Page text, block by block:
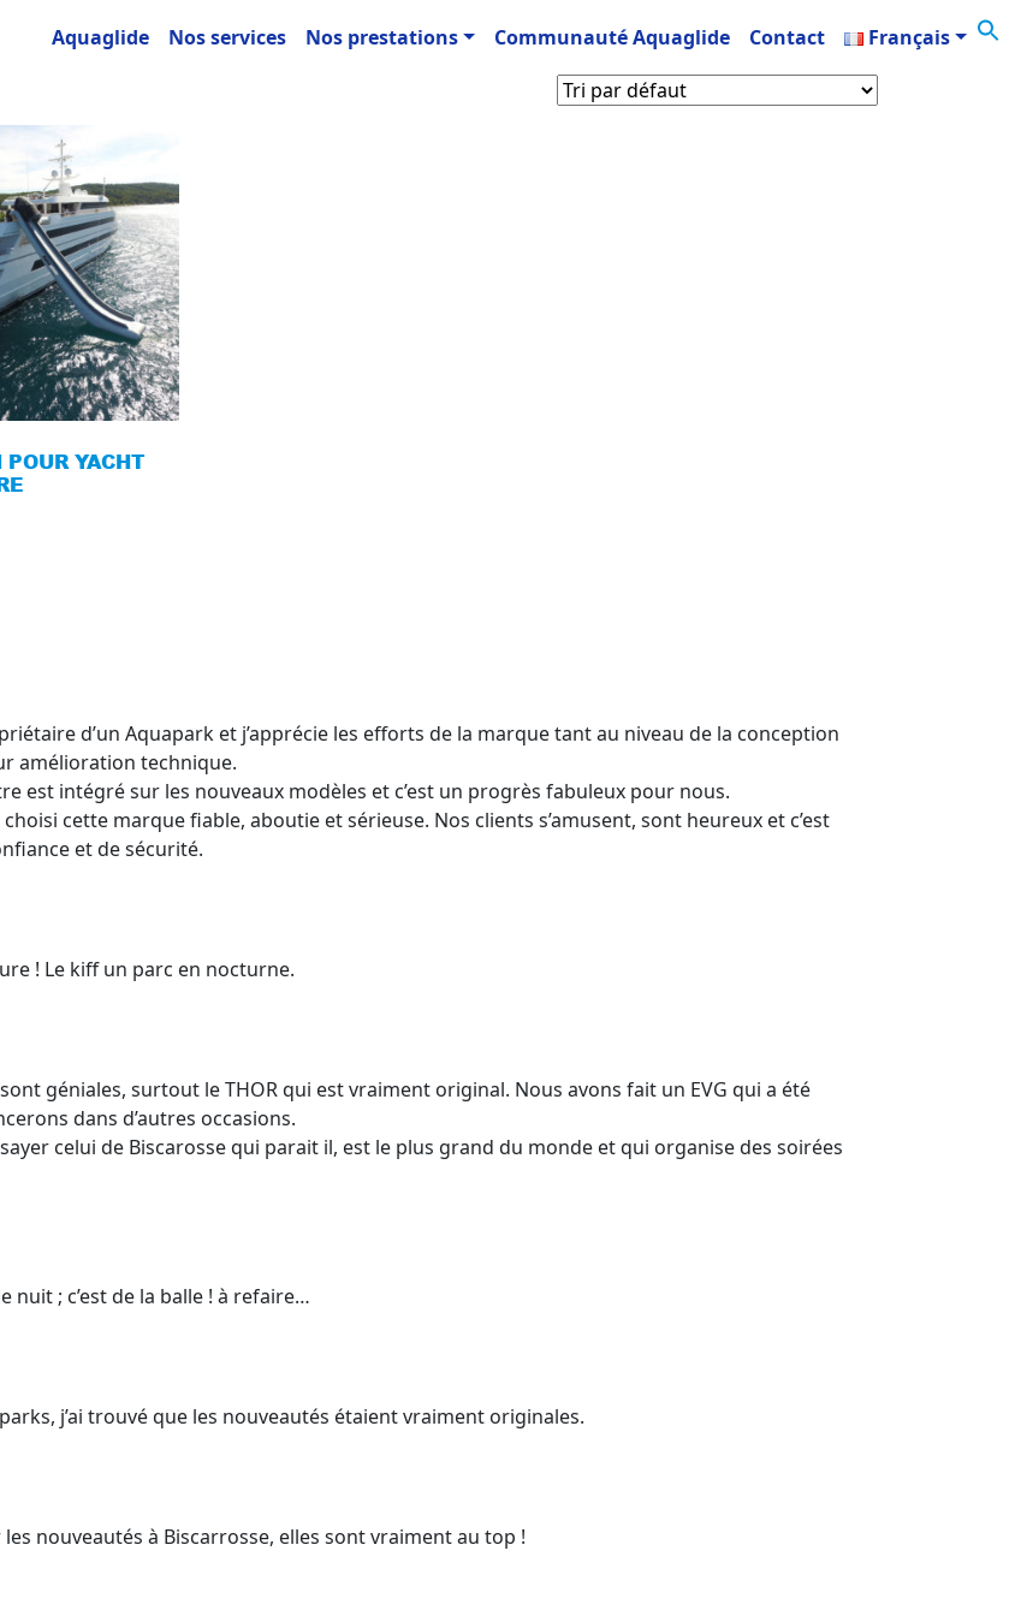
Aquaglide Nos services Nos prestations Communauté Aquaglide Contact
Français
POUR YACHT
d’un Aquapark et j’apprécie les efforts de la marque tant au niveau de la conception
amélioration technique.
est intégré sur les nouveaux modèles et c’est un progrès fabuleux pour nous.
choisi cette marque fiable, aboutie et sérieuse. Nos clients s’amusent, sont heureux et c’est
et de sécurité.
! Le kiff un parc en nocturne.
géniales, surtout le THOR qui est vraiment original. Nous avons fait un EVG qui a été
dans d’autres occasions.
celui de Biscarosse qui parait il, est le plus grand du monde et qui organise des soirées
nuit ; c’est de la balle ! à refaire…
j’ai trouvé que les nouveautés étaient vraiment originales.
les nouveautés à Biscarrosse, elles sont vraiment au top !